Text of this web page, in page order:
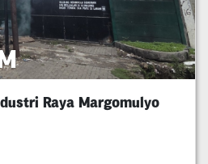
Raya Margomulyo